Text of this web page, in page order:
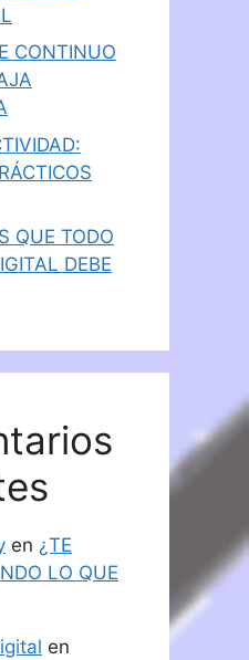
CONTINUO
QUE TODO
DEBE
en ¿TE
LO QUE
en